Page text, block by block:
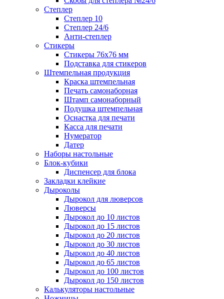
Степлер
Степлер 10
Степлер 24/6
Анти-степлер
Стикеры
Стикеры 76x76 мм
Подставка для стикеров
Штемпельная продукция
Краска штемпельная
Печать самонаборная
Штамп самонаборный
Подушка штемпельная
Оснастка для печати
Касса для печати
Нумератор
Датер
Наборы настольные
Блок-кубики
Диспенсер для блока
Закладки клейкие
Дыроколы
Дырокол для люверсов
Люверсы
Дырокол до 10 листов
Дырокол до 15 листов
Дырокол до 20 листов
Дырокол до 30 листов
Дырокол до 40 листов
Дырокол до 65 листов
Дырокол до 100 листов
Дырокол до 150 листов
Калькуляторы настольные